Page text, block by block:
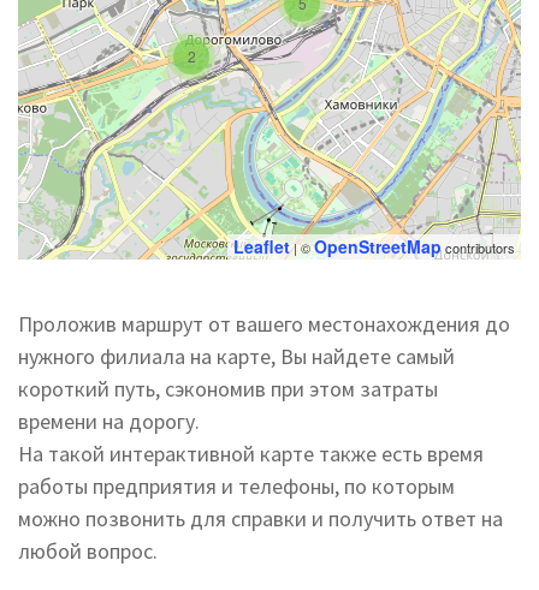
2
Leaflet| ©OpenStreetMapcontributors
Проложив маршрут от вашего местонахождения до
нужного филиала на карте, Вы найдете самый
короткий путь, сэкономив при этом затраты
времени на дорогу.
На такой интерактивной карте также есть время
работы предприятия и телефоны, по которым
можно позвонить для справки и получить ответ на
любой вопрос.